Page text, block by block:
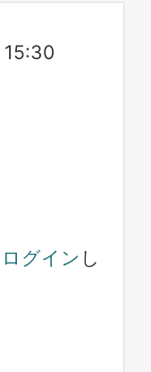
15:30
ログイン し